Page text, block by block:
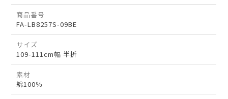
商品番号
FA-LB8257S-09BE
サイズ
109-111cm幅 半折
素材
綿100％